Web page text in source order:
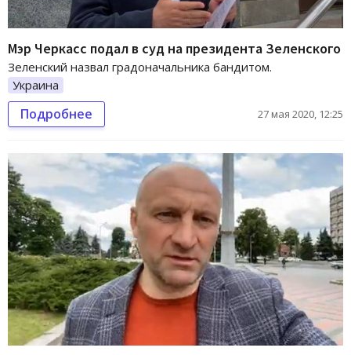
Мэр Черкасс подал в суд на президента Зеленского
Зеленский назвал градоначальника бандитом.
Украина
Подробнее 27 мая 2020, 12:25